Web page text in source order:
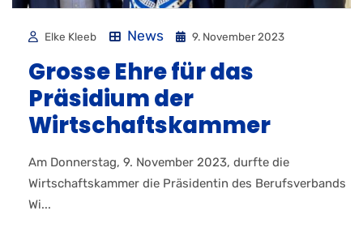
Elke Kleeb News 9. November 2023
Grosse Ehre für das
Präsidium der
Wirtschaftskammer
Am Donnerstag, 9. November 2023, durfte die
Wirtschaftskammer die Präsidentin des Berufsverbands
Wi...